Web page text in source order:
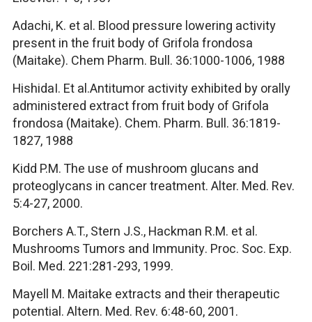
Adachi, K. et al. Blood pressure lowering activity
present in the fruit body of Grifola frondosa
(Maitake). Chem Pharm. Bull. 36:1000-1006, 1988
HishidaI. Et al.Antitumor activity exhibited by orally
administered extract from fruit body of Grifola
frondosa (Maitake). Chem. Pharm. Bull. 36:1819-
1827, 1988
Kidd P.M. The use of mushroom glucans and
proteoglycans in cancer treatment. Alter. Med. Rev.
5:4-27, 2000.
Borchers A.T., Stern J.S., Hackman R.M. et al.
Mushrooms Tumors and Immunity. Proc. Soc. Exp.
Boil. Med. 221:281-293, 1999.
Mayell M. Maitake extracts and their therapeutic
potential. Altern. Med. Rev. 6:48-60, 2001.